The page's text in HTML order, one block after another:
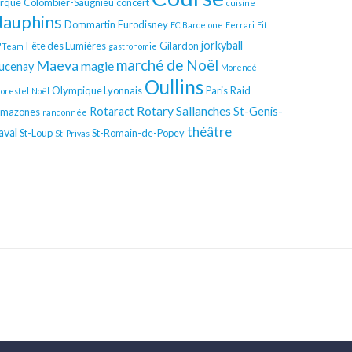
cuisine
Dommartin Eurodisney FC Barcelone Ferrari Fit
Fête des Lumières gastronomie Gilardon jorkyball
Maeva magie marché de Noël Morencé
Noël Olympique Lyonnais OullinsParisRaid
randonnée Rotaract RotarySallanches St-Genis-
St-Loup St-Privas St-Romain-de-Popeythéâtre